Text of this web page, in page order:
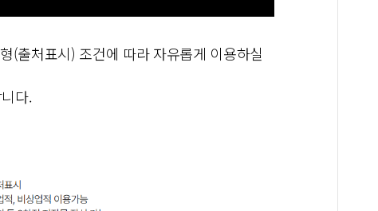
(출처표시) 조건에 따라 자유롭게 이용하실
다.